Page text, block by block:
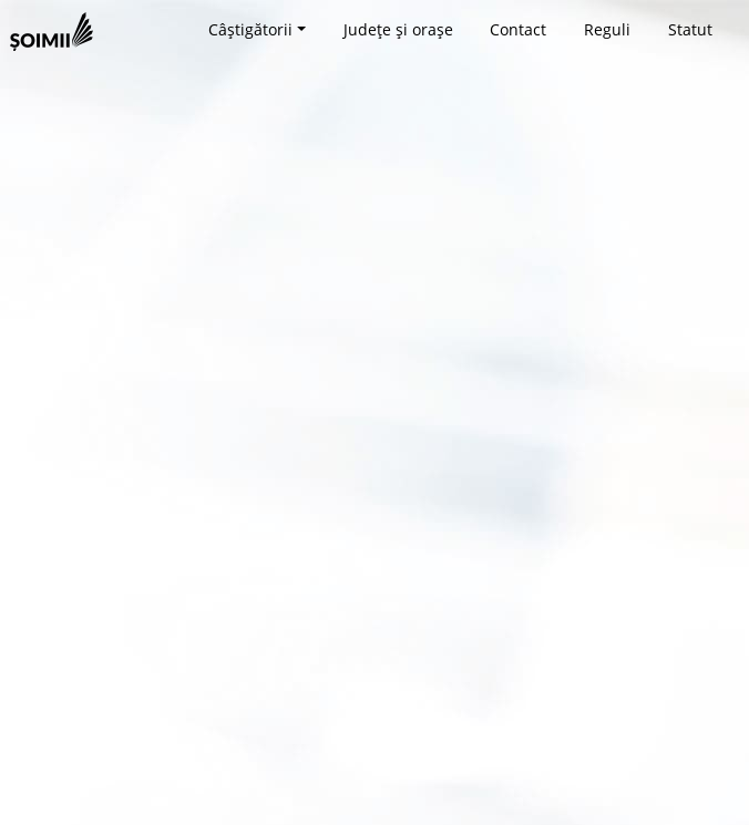
Câștigătorii Județe și orașe Contact Reguli Statut